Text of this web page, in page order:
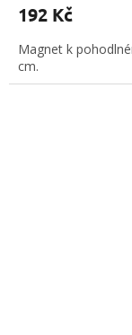
192 Kč
Magnet k
cm.